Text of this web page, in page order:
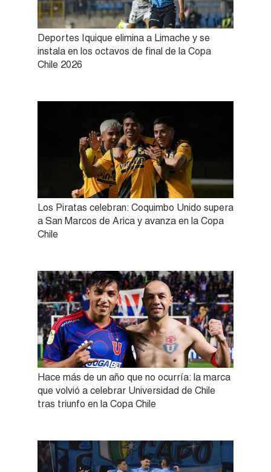
Deportes Iquique elimina a Limache y se
instala en los octavos de final de la Copa
Chile 2026
Los Piratas celebran: Coquimbo Unido supera
a San Marcos de Arica y avanza en la Copa
Chile
Hace más de un año que no ocurría: la marca
que volvió a celebrar Universidad de Chile
tras triunfo en la Copa Chile